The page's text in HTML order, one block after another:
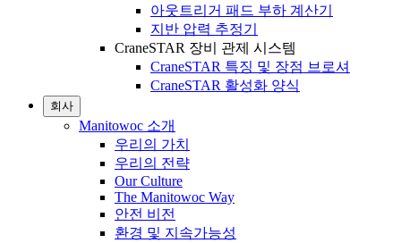
아웃트리거 패드 부하 계산기
지반 압력 추정기
CraneSTAR 장비 관제 시스템
CraneSTAR 특징 및 장점 브로셔
CraneSTAR 활성화 양식
회사
Manitowoc 소개
우리의 가치
우리의 전략
Our Culture
The Manitowoc Way
안전 비전
환경 및 지속가능성